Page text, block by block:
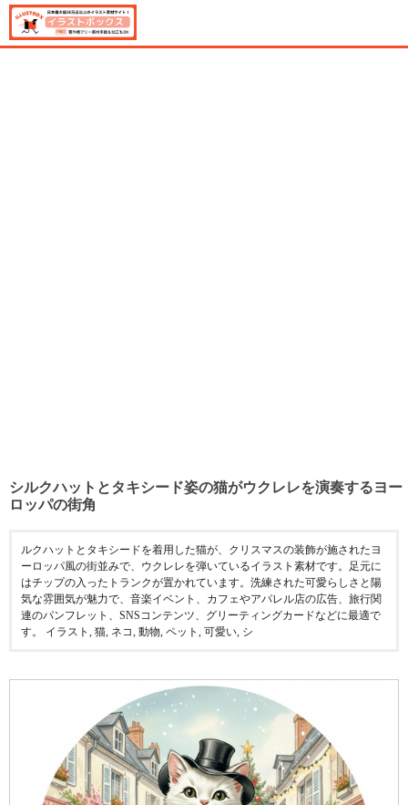
シルクハットとタキシード姿の猫がウクレレを演奏するヨー
ロッパの街角
ルクハットとタキシードを着用した猫が、クリスマスの装飾が施されたヨ
ーロッパ風の街並みで、ウクレレを弾いているイラスト素材です。足元に
はチップの入ったトランクが置かれています。洗練された可愛らしさと陽
気な雰囲気が魅力で、音楽イベント、カフェやアパレル店の広告、旅行関
連のパンフレット、SNSコンテンツ、グリーティングカードなどに最適で
す。 イラスト, 猫, ネコ, 動物, ペット, 可愛い, シ